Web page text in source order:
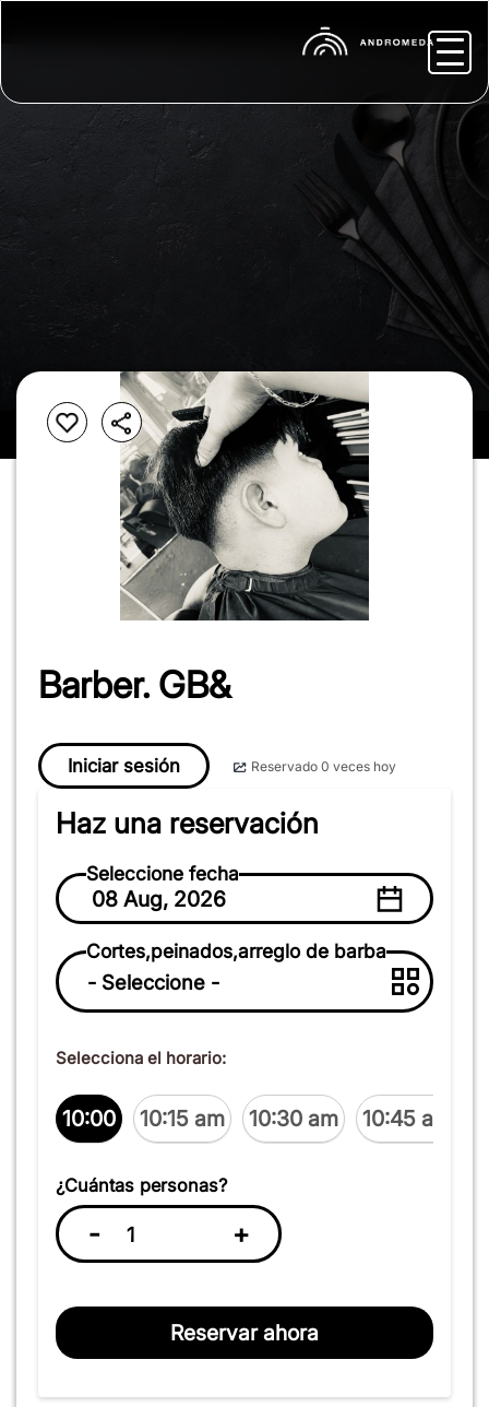
Barber. GB&
Iniciar sesión Reservado 0 veces hoy
Haz una reservación
Seleccione fecha
08 Aug, 2026
Cortes,peinados,arreglo de barba
Selecciona el horario:
10:00 10:15 am 10:30 am 10:45 am
¿Cuántas personas?
- +
Reservar ahora